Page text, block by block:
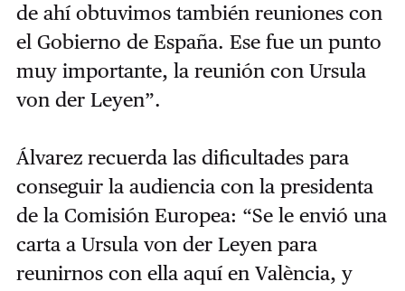
de ahí obtuvimos también reuniones con
el Gobierno de España. Ese fue un punto
muy importante, la reunión con Ursula
von der Leyen”.
Álvarez recuerda las dificultades para
conseguir la audiencia con la presidenta
de la Comisión Europea: “Se le envió una
carta a Ursula von der Leyen para
reunirnos con ella aquí en València, y